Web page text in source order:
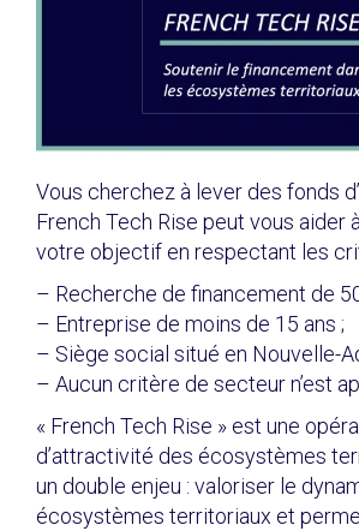
Vous cherchez à lever des fonds
French Tech Rise peut vous aider
votre objectif en respectant les
– Recherche de financement de
– Entreprise de moins de 15 ans ;
– Siège social situé en Nouvelle-
– Aucun critère de secteur n’est
« French Tech Rise » est une
d’attractivité des écosystèmes
un double enjeu : valoriser le
écosystèmes territoriaux et